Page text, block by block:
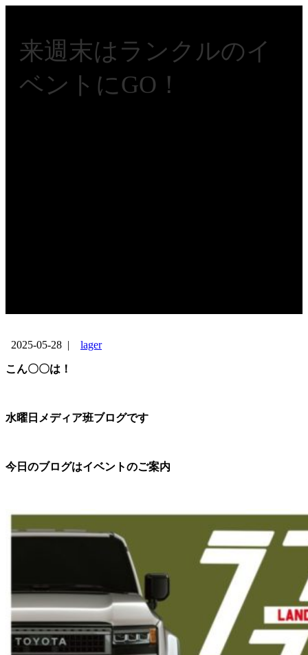
来週末はランクルのイ
ベントにGO！
2025-05-28 | lager
こん〇〇は！
水曜日メディア班ブログです
今日のブログはイベントのご案内